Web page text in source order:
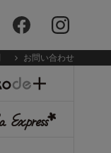
お問い合わせ